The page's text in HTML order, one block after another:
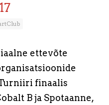
ettevõte
finaalis
B ja Spotaanne,